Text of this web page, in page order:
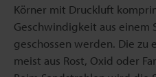
Körner mit Druckluft
Geschwindigkeit aus einem
geschossen werden. Die
meist aus Rost, Oxid oder